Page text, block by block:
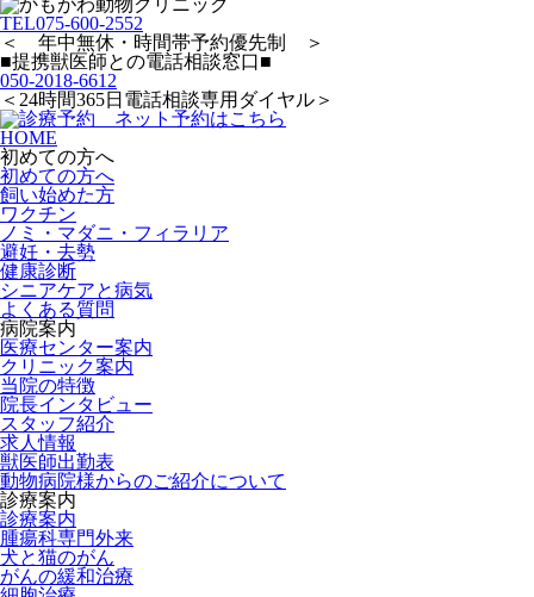
TEL075-600-2552
＜ 年中無休・時間帯予約優先制 ＞
■提携獣医師との電話相談窓口■
050-2018-6612
＜24時間365日電話相談専用ダイヤル＞
HOME
初めての方へ
初めての方へ
飼い始めた方
ワクチン
ノミ・マダニ・フィラリア
避妊・去勢
健康診断
シニアケアと病気
よくある質問
病院案内
医療センター案内
クリニック案内
当院の特徴
院長インタビュー
スタッフ紹介
求人情報
獣医師出勤表
動物病院様からのご紹介について
診療案内
診療案内
腫瘍科専門外来
犬と猫のがん
がんの緩和治療